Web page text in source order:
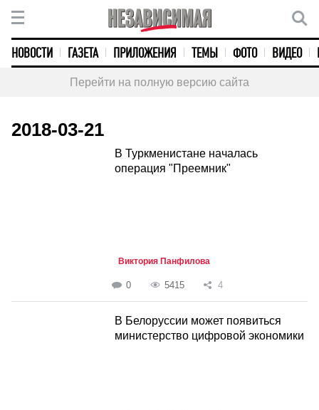
НОВОСТИ ГАЗЕТА ПРИЛОЖЕНИЯ ТЕМЫ ФОТО ВИДЕО
Перейти на полную версию сайта
2018-03-21
В Туркменистане началась
операция "Преемник"
Виктория Панфилова
0 5415 4
В Белоруссии может появиться
министерство цифровой экономики